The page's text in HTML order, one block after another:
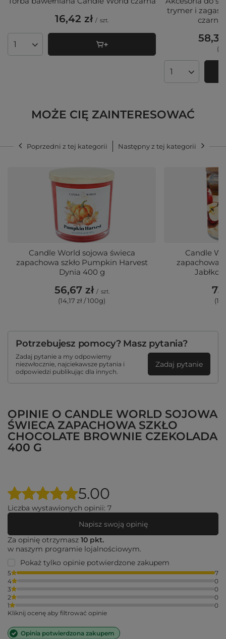
16,42 zł / szt.
Ilość produktów
trymer i
58,37
Ilość
MOŻE CIĘ ZAINTERESOWAĆ
Poprzedni z tej kategorii Następny z tej kategorii
Candle World sojowa świeca
zapachowa szkło Pumpkin Harvest
Dynia 400 g
56,67 zł / szt.
(14,17 zł / 100g)
Candle
zapachowa
Jabłko
Potrzebujesz pomocy? Masz pytania?
Zadaj pytanie a my odpowiemy
niezwłocznie, najciekawsze pytania i
odpowiedzi publikując dla innych.
Zadaj pytanie
OPINIE O CANDLE WORLD SOJOWA
ŚWIECA ZAPACHOWA SZKŁO
CHOCOLATE BROWNIE CZEKOLADA
400 G
5.00
Liczba wystawionych opinii: 7
Napisz swoją opinię
Za opinię otrzymasz 10 pkt.
w naszym programie lojalnościowym.
Pokaż tylko opinie potwierdzone zakupem
5
7
4
0
3
0
2
0
1
0
Kliknij ocenę aby filtrować opinie
Opinia potwierdzona zakupem